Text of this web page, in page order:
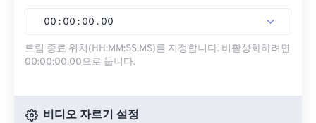
00 : 00 : 00 . 00
트림 종료 위치(HH:MM:SS.MS)를 지정합니다. 비활성화하려면
00:00:00.00으로 둡니다.
비디오 자르기 설정